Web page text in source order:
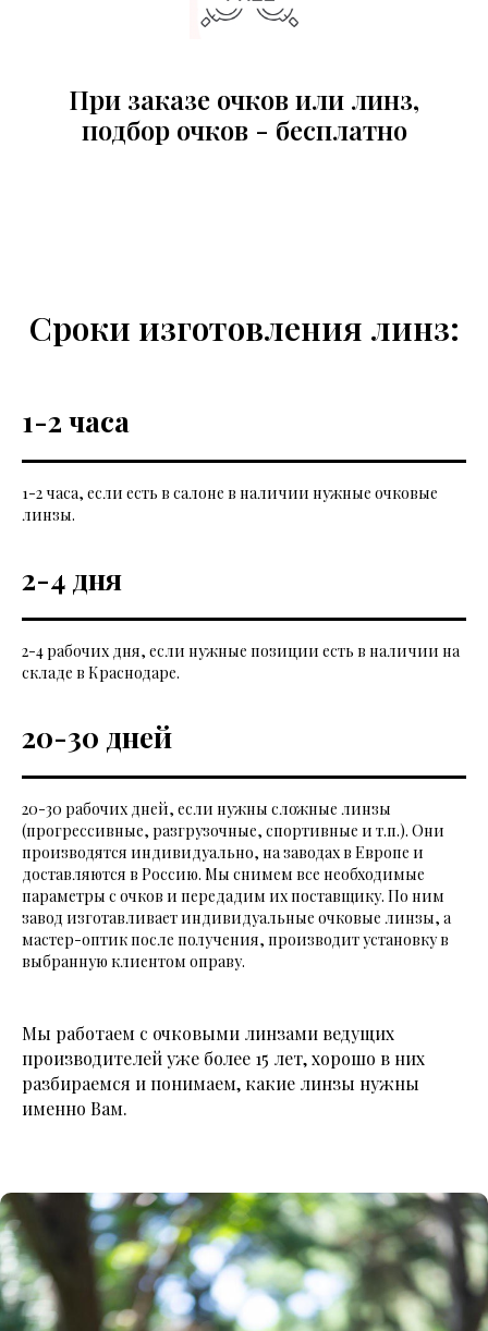
При заказе очков или линз,
подбор очков - бесплатно
Сроки изготовления линз:
1-2 часа
1-2 часа, если есть в салоне в наличии нужные очковые
линзы.
2-4 дня
2-4 рабочих дня, если нужные позиции есть в наличии на
складе в Краснодаре.
20-30 дней
20-30 рабочих дней, если нужны сложные линзы
(прогрессивные, разгрузочные, спортивные и т.п.). Они
производятся индивидуально, на заводах в Европе и
доставляются в Россию. Мы снимем все необходимые
параметры с очков и передадим их поставщику. По ним
завод изготавливает индивидуальные очковые линзы, а
мастер-оптик после получения, производит установку в
выбранную клиентом оправу.
Мы работаем с очковыми линзами ведущих
производителей уже более 15 лет, хорошо в них
разбираемся и понимаем, какие линзы нужны
именно Вам.